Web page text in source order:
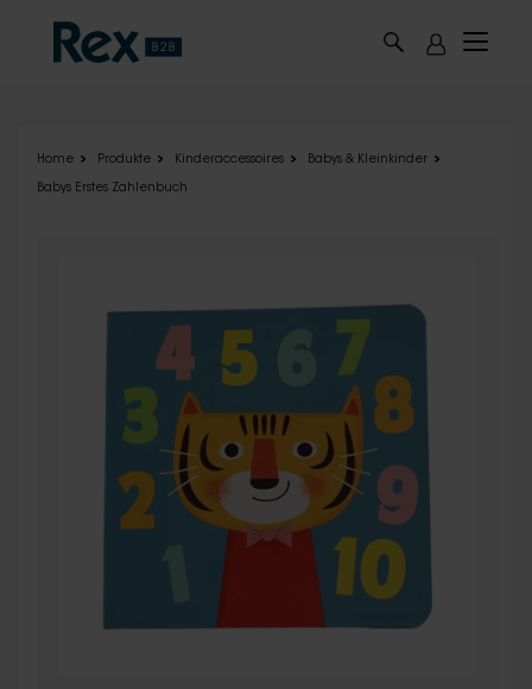
Home Produkte Kinderaccessoires Babys & Kleinkinder
Babys Erstes Zahlenbuch